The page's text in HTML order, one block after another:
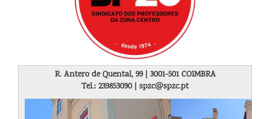
R. Antero de Quental, 99 | 3001-501 COIMBRA
Tel.: 239853090 | spzc@spzc.pt